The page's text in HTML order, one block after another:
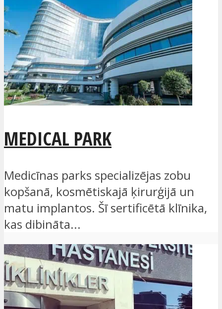
MEDICAL PARK
Medicīnas parks specializējas zobu
kopšanā, kosmētiskajā ķirurģijā un
matu implantos. Šī sertificētā klīnika,
kas dibināta...